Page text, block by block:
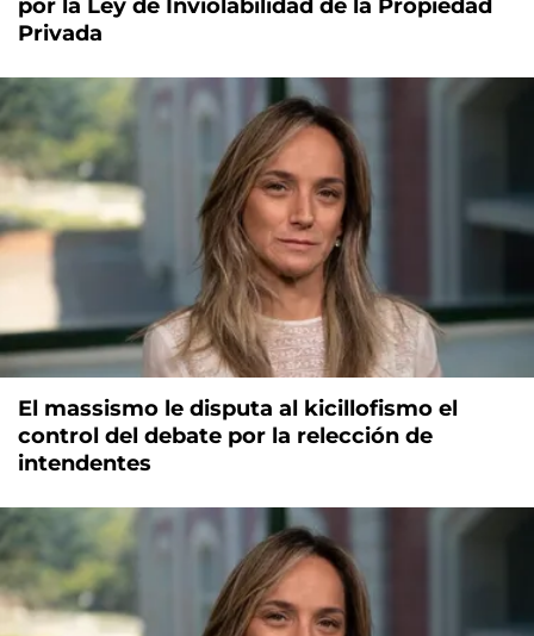
por la Ley de Inviolabilidad de la Propiedad
Privada
El massismo le disputa al kicillofismo el
control del debate por la relección de
intendentes